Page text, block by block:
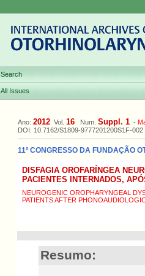
Search
All Issues
Ano: 2012 Vol. 16 Num. Suppl. 1 -
DOI: 10.7162/S1809-9777201200S1F-002
11º CONGRESSO DA FUNDAÇÃO
DISFAGIA OROFARÍNGEA
PACIENTES INTERNADOS,
NEUROGENIC OROPHARYNGEAL
PATIENTS AFTER
Resumo: